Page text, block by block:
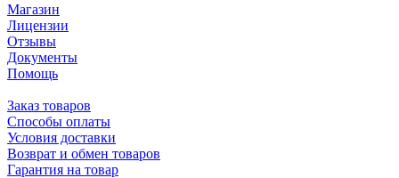
Магазин
Лицензии
Отзывы
Документы
Помощь
Заказ товаров
Способы оплаты
Условия доставки
Возврат и обмен товаров
Гарантия на товар